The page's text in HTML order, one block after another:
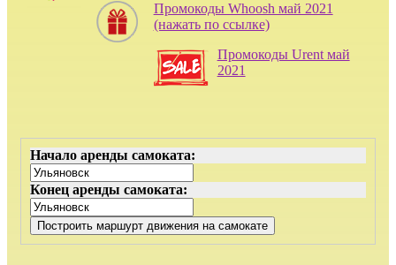
Промокоды Whoosh май 2021
(нажать по ссылке)
Промокоды Urent май
2021
Начало аренды самоката:
Конец аренды самоката: